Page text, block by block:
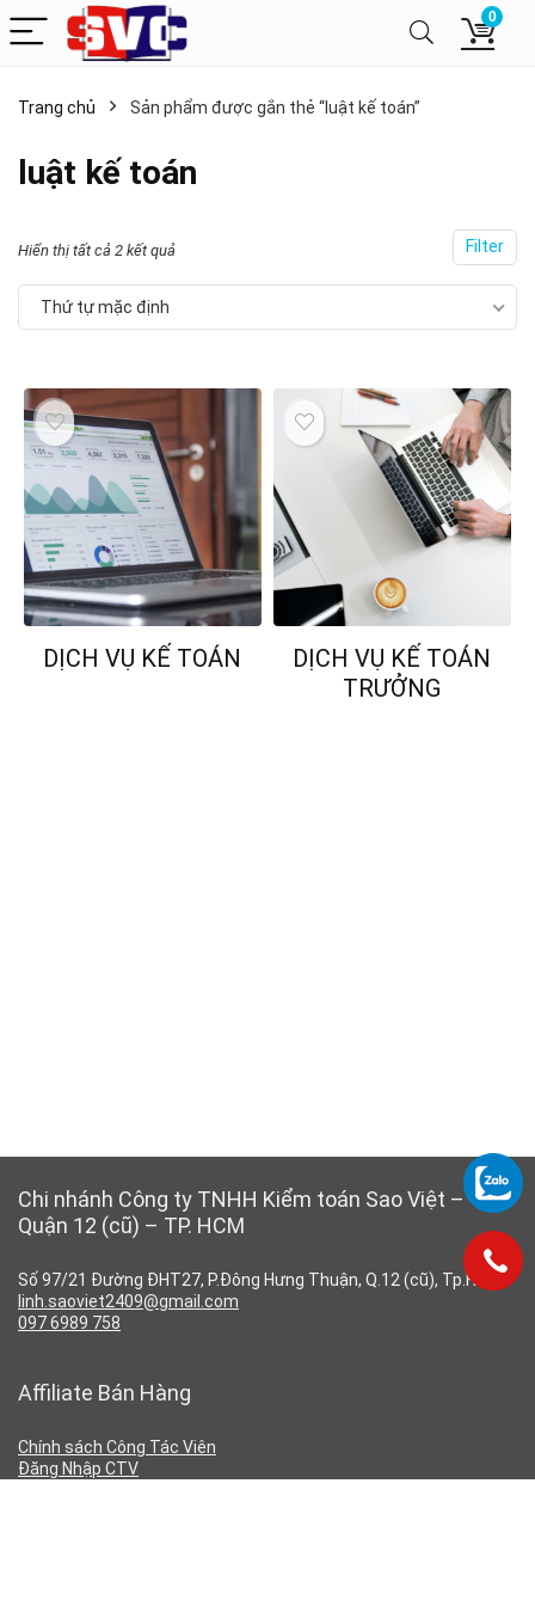
0
Trang chủ Sản phẩm được gắn thẻ “luật kế toán”
luật kế toán
Filter
Hiển thị tất cả 2 kết quả
Thứ tự mặc định
DỊCH VỤ KẾ TOÁN
DỊCH VỤ KẾ TOÁN
TRƯỞNG
Chi nhánh Công ty TNHH Kiểm toán Sao Việt –
Quận 12 (cũ) – TP. HCM
Số 97/21 Đường ĐHT27, P.Đông Hưng Thuận, Q.12 (cũ), Tp.HCM
linh.saoviet2409@gmail.com
097 6989 758
Affiliate Bán Hàng
Chính sách Công Tác Viên
Đăng Nhập CTV